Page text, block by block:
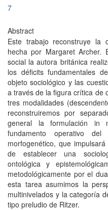
7
Abstract
Este trabajo reconstruye la
hecha por Margaret Archer.
social la autora británica
los déficits fundamentales
objeto sociológico y las
a través de la figura crítica de
tres modalidades
reconstruiremos por
general la formulación
fundamento operativo
morfogenético, que
de establecer una
ontológica y
metodológicamente por el
esta tarea asumimos la
multinivelados y la categoría
tipo preludio de Ritzer.